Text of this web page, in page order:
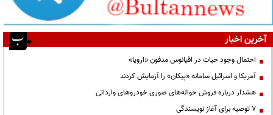
آخرین اخبار
احتمال وجود حیات در اقیانوس مدفون «اروپا»
آمریکا و اسرائیل سامانه «پیکان» را آزمایش کردند
هشدار درباره فروش حواله‌های صوری خودروهای وارداتی
۷ توصیه برای آغاز نویسندگی